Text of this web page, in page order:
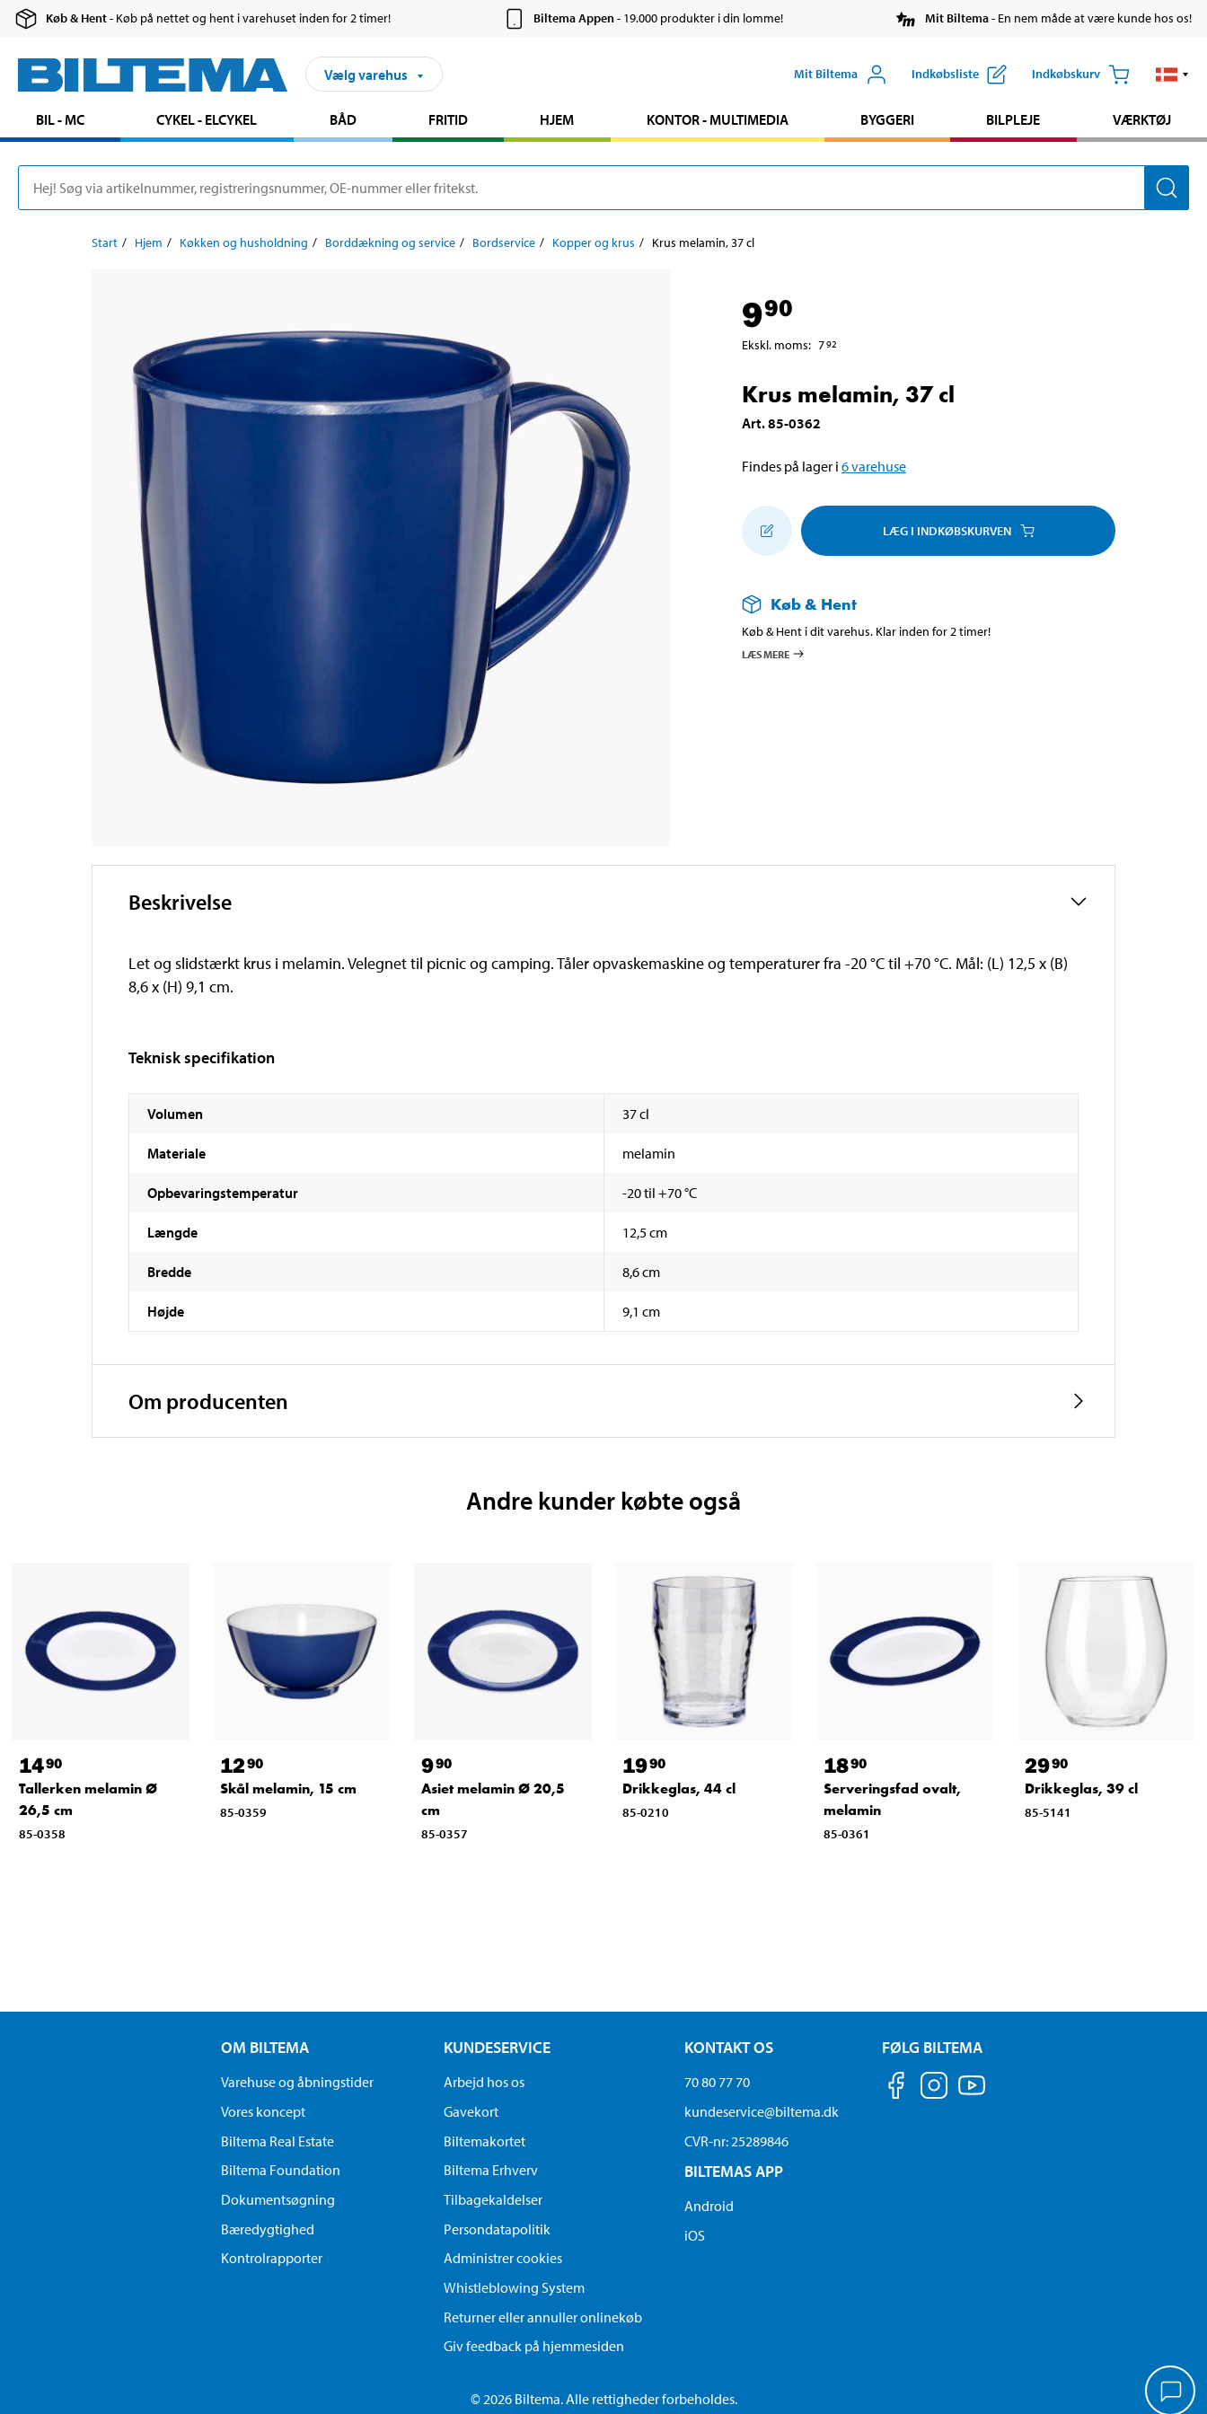
Køb & Hent- Køb på nettet og hent i varehuset inden for 2 timer! Biltema Appen- 19.000 produkter i din lomme! Mit Biltema- En nem måde at være kunde hos os!
Vælg varehus Mit Biltema Indkøbsliste Indkøbskurv
BIL - MC CYKEL - ELCYKEL BÅD FRITID HJEM KONTOR - MULTIMEDIA BYGGERI BILPLEJE VÆRKTØJ
Start Hjem Køkken og husholdning Borddækning og service Bordservice Kopper og krus Krus melamin, 37 cl
990
Ekskl. moms: 792
Krus melamin, 37 cl
Art.85-0362
Findes på lager i 6varehuse
LÆG I INDKØBSKURVEN
Køb & Hent
Køb & Hent i dit varehus. Klar inden for 2 timer!
LÆS MERE
Beskrivelse
Let og slidstærkt krus i melamin. Velegnet til picnic og camping. Tåler opvaskemaskine og temperaturer fra -20 °C til +70 °C. Mål: (L) 12,5 x (B)
8,6 x (H) 9,1 cm.
Teknisk specifikation
Volumen 37 cl
Materiale melamin
Opbevaringstemperatur -20 til +70 °C
Længde 12,5 cm
Bredde 8,6 cm
Højde 9,1 cm
Om producenten
Andre kunder købte også
1490
Tallerken melamin Ø
26,5 cm
85-0358
1290
Skål melamin, 15 cm
85-0359
990
Asiet melamin Ø 20,5
cm
85-0357
1990
Drikkeglas, 44 cl
85-0210
1890
Serveringsfad ovalt,
melamin
85-0361
2990
Drikkeglas, 39 cl
85-5141
OM BILTEMA
Varehuse og åbningstider
Vores koncept
Biltema Real Estate
Biltema Foundation
Dokumentsøgning
Bæredygtighed
Kontrolrapporter
KUNDESERVICE
Arbejd hos os
Gavekort
Biltemakortet
Biltema Erhverv
Tilbagekaldelser
Persondatapolitik
Administrer cookies
Whistleblowing System
Returner eller annuller onlinekøb
Giv feedback på hjemmesiden
KONTAKT OS
70 80 77 70
kundeservice@biltema.dk
CVR-nr: 25289846
BILTEMAS APP
Android
iOS
FØLG BILTEMA
© 2026 Biltema. Alle rettigheder forbeholdes.